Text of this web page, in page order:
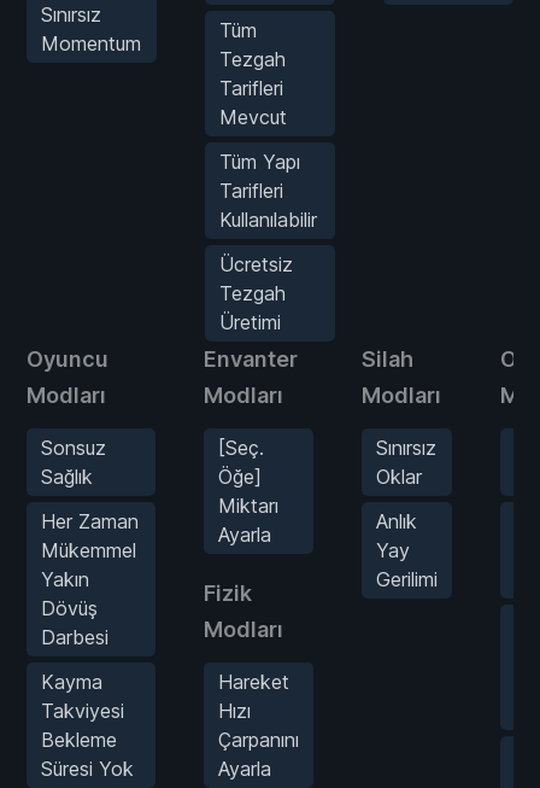
Sınırsız
Momentum
Tüm
Tezgah
Tarifleri
Mevcut
Tüm Yapı
Tarifleri
Kullanılabilir
Ücretsiz
Tezgah
Üretimi
Oyuncu
Modları
Sonsuz
Sağlık
Her Zaman
Mükemmel
Yakın
Dövüş
Darbesi
Kayma
Takviyesi
Bekleme
Süresi Yok
Envanter
Modları
[Seç.
Öğe]
Miktarı
Ayarla
Fizik
Modları
Hareket
Hızı
Çarpanını
Ayarla
Silah
Modları
Sınırsız
Oklar
Anlık
Yay
Gerilimi